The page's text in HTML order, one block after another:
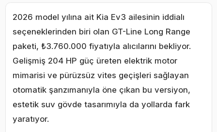
2026 model yılına ait Kia Ev3 ailesinin iddialı
seçeneklerinden biri olan GT-Line Long Range
paketi, ₺3.760.000 fiyatıyla alıcılarını bekliyor.
Gelişmiş 204 HP güç üreten elektrik motor
mimarisi ve pürüzsüz vites geçişleri sağlayan
otomatik şanzımanıyla öne çıkan bu versiyon,
estetik suv gövde tasarımıyla da yollarda fark
yaratıyor.